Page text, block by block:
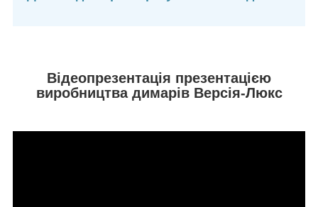
Відеопрезентація презентацією
виробництва димарів Версія-Люкс